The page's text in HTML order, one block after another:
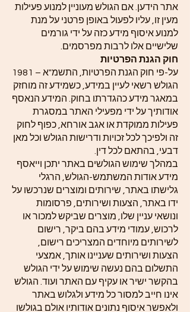
אתר הידען. אם הגולש מעוניין למנוע פעילות
מעין זו, עליו לפעול באופן פרטני על מנת
למנוע איסוף מידע כזה על ידי גורמים
שלישיים אלו לרבות מפרסמים.
חוק הגנת הפרטיות
על-פי חוק הגנת הפרטיות, התשמ"א – 1981
הגולש רשאי לעיין במידע, כשמידע זה מוחזק
במאגר מידע כהגדרתו בחוק. המידע הנאסף
אודותיך על ידי מפעילי האתר במסגרת
פעילות ממוקדת או אגב אורחא, כפוף לחוק
זה ולפיכך לכל זכויות ודרישות הגולש וכל מאן
דבעי, בהתאם לכל דין.
במהלך שימוש הגולשים באתר יתכן וייאסף
מידע אודות המשתמש-הגולש, הרגלי
גלישתו באתר, שירותים ומוצרים שנרכשו על
ידו באתר, הצעות ושירותים, פרסומות
ונושאי עניין שלו, מוצרים שביקש למכור או
לרכוש, עמודי מידע בהם ביקר, רישום
לשירותים מיוחדים המצריכים רישום,
הצעות ושירותים שעניינו אותך, אמצעי
התשלום בהם נעשה שימוש על ידי הגולש
בהקשר ישיר או עקיף עם האתר ועוד. הגולש
אינו חייב למסור כל מידע ולגלוש באתר
ולאפשר איסוף נתונים אודותיו אולם בגולשו